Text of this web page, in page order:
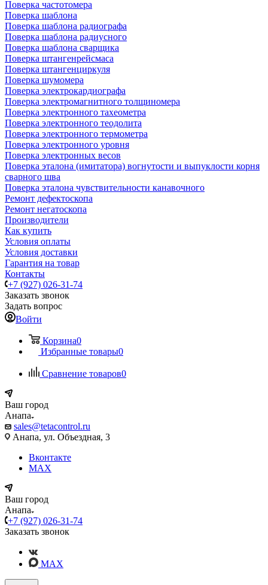
Поверка частотомера
Поверка шаблона
Поверка шаблона радиографа
Поверка шаблона радиусного
Поверка шаблона сварщика
Поверка штангенрейсмаса
Поверка штангенциркуля
Поверка шумомера
Поверка электрокардиографа
Поверка электромагнитного толщиномера
Поверка электронного тахеометра
Поверка электронного теодолита
Поверка электронного термометра
Поверка электронного уровня
Поверка электронных весов
Поверка эталона (имитатора) вогнутости и выпуклости корня
сварного шва
Поверка эталона чувствительности канавочного
Ремонт дефектоскопа
Ремонт негатоскопа
Производители
Как купить
Условия оплаты
Условия доставки
Гарантия на товар
Контакты
+7 (927) 026-31-74
Заказать звонок
Задать вопрос
Войти
Корзина0
Избранные товары0
Сравнение товаров0
Ваш город
Анапа
sales@tetacontrol.ru
Анапа, ул. Объездная, 3
Вконтакте
MAX
Ваш город
Анапа
+7 (927) 026-31-74
Заказать звонок
MAX